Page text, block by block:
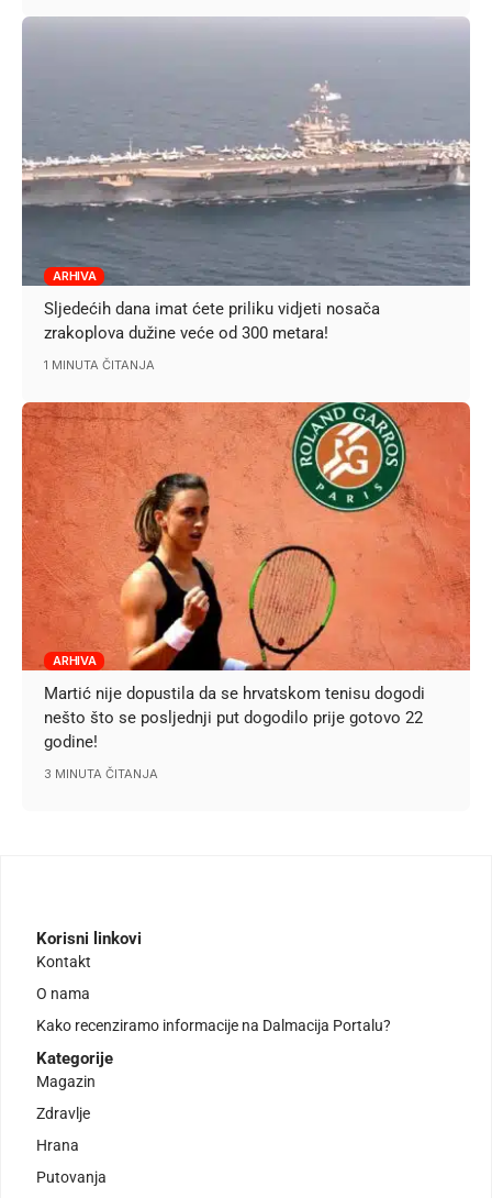
ARHIVA
Sljedećih dana imat ćete priliku vidjeti nosača
zrakoplova dužine veće od 300 metara!
1 MINUTA ČITANJA
ARHIVA
Martić nije dopustila da se hrvatskom tenisu dogodi
nešto što se posljednji put dogodilo prije gotovo 22
godine!
3 MINUTA ČITANJA
Korisni linkovi
Kontakt
O nama
Kako recenziramo informacije na Dalmacija Portalu?
Kategorije
Magazin
Zdravlje
Hrana
Putovanja